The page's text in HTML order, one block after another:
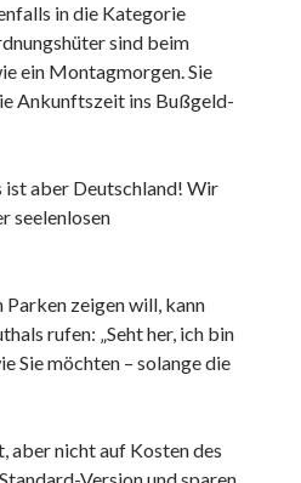
in die Kategorie
sind beim
ein Montagmorgen. Sie
Ankunftszeit ins Bußgeld-
ist aber Deutschland! Wir
seelenlosen
zeigen will, kann
rufen: „Seht her, ich bin
Sie möchten – solange die
aber nicht auf Kosten des